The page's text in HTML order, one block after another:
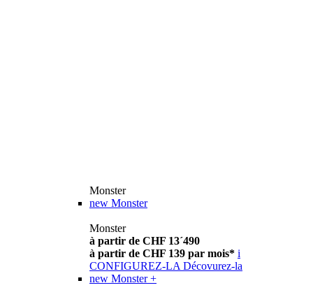
Monster
new Monster
Monster
à partir de CHF 13´490
à partir de CHF 139 par mois* i
CONFIGUREZ-LA Décovurez-la
new Monster +